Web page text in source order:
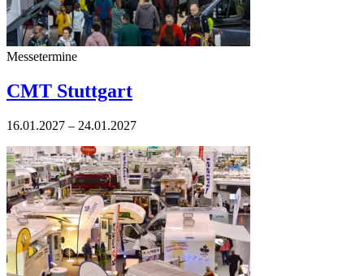
Messetermine
CMT Stuttgart
16.01.2027 – 24.01.2027